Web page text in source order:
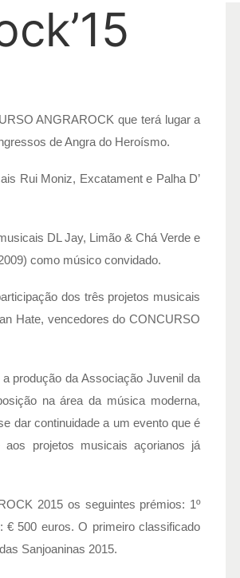
ANGRAROCK que terá lugar a
de Angra do Heroísmo.
Rui Moniz, Excatament e Palha D’
DL Jay, Limão & Chá Verde e
como músico convidado.
dos três projetos musicais
Hate, vencedores do CONCURSO
produção da Associação Juvenil da
na área da música moderna,
dar continuidade a um evento que é
projetos musicais açorianos já
2015 os seguintes prémios: 1º
€ 500 euros. O primeiro classificado
Sanjoaninas 2015.